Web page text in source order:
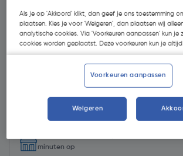
€ 50,48| Excl. btw € 41,72
Kies productvariant(2)
minuten op
Als je op 'Akkoord' klikt, dan geef je ons toestemming
plaatsen. Kies je voor 'Weigeren', dan plaatsen wij
analytische cookies. Via 'Voorkeuren aanpassen' kun je
cookies worden geplaatst. Deze voorkeuren kun je
Voorkeuren aanpassen
Weigeren